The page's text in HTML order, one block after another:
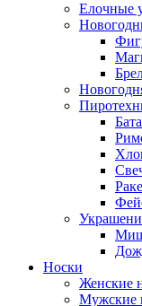
Елочные
Носки
Женские
Мужские